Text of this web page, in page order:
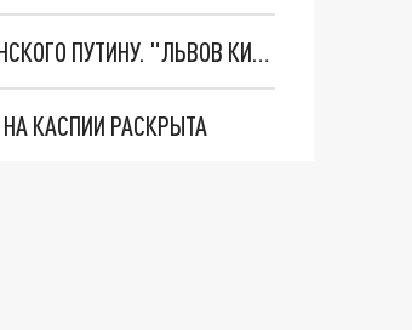
НОВОЕ МАСШТАБНЕЙШЕЕ НАСТУПЛЕНИЕ. ТРИ УЛЬТИМАТУМА ЗЕЛЕНСКОГО ПУТИНУ. "ЛЬВОВ КИМА" ПОСТАВЯТ НА ПВО? ГЛОБАЛЬНЫЙ ПРОРЫВ ПОД ЗАПОРОЖЬЕМ
КАСПИИ РАСКРЫТА